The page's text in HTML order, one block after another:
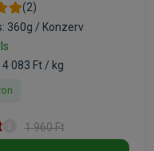
(2)
360g / Konzerv
4 083 Ft / kg
1 960 Ft